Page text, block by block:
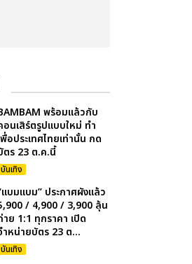
พร้อมแล้วกับ
อนเสิร์ตรูปแบบใหม่ ทำ
พื่อประเทศไทยเท่านั้น กด
ตร 23 ต.ค.นี้
บันเทิง
แบมแบม” ประกาศผังแล้ว
/ 4,900 / 3,900 ลุ้น
าย 1:1 ทุกราคา เปิด
ำหน่ายบัตร 23 ต...
บันเทิง